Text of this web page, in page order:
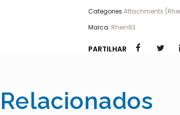
Categories Attachments
Marca: Rhein83
PARTILHAR